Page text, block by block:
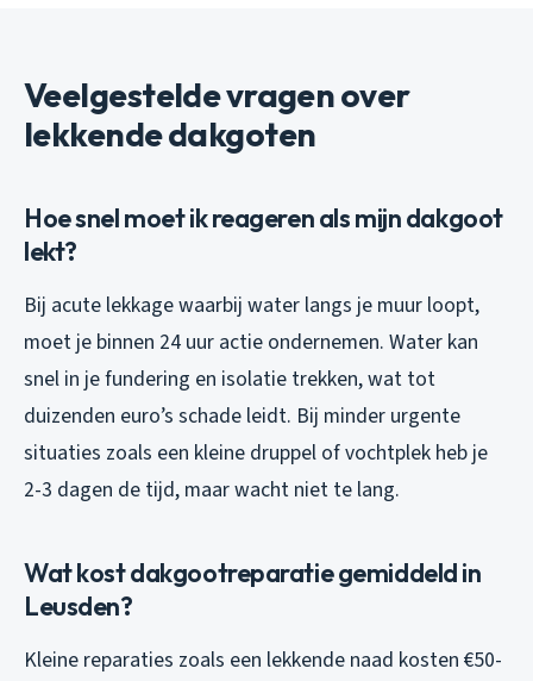
Veelgestelde vragen over
lekkende dakgoten
Hoe snel moet ik reageren als mijn dakgoot
lekt?
Bij acute lekkage waarbij water langs je muur loopt,
moet je binnen 24 uur actie ondernemen. Water kan
snel in je fundering en isolatie trekken, wat tot
duizenden euro’s schade leidt. Bij minder urgente
situaties zoals een kleine druppel of vochtplek heb je
2-3 dagen de tijd, maar wacht niet te lang.
Wat kost dakgootreparatie gemiddeld in
Leusden?
Kleine reparaties zoals een lekkende naad kosten €50-